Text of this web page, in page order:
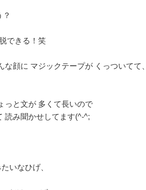
できる！笑
顔に マジックテープが くっついてて、
っと文が 多くて長いので
読み聞かせしてます(^-^;
いなひげ、